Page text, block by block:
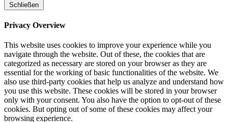
Schließen
Privacy Overview
This website uses cookies to improve your experience while you
navigate through the website. Out of these, the cookies that are
categorized as necessary are stored on your browser as they are
essential for the working of basic functionalities of the website. We
also use third-party cookies that help us analyze and understand how
you use this website. These cookies will be stored in your browser
only with your consent. You also have the option to opt-out of these
cookies. But opting out of some of these cookies may affect your
browsing experience.